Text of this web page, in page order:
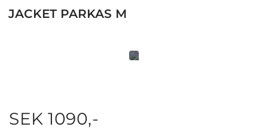
JACKET PARKAS M
SEK 1090,-